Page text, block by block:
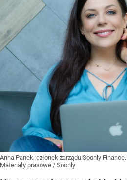
Anna Panek, członek zarządu Soonly
Materiały prasowe / Soonly